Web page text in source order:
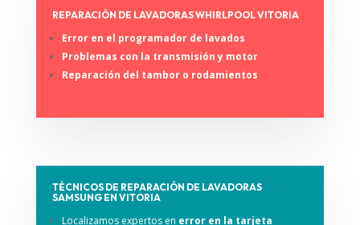
REPARACIÓN DE LAVADORAS WHIRLPOOL VITORIA
Error en el programador de lavados
Problemas con la transmisión y motor
Reparación del tambor o rodamientos
TÉCNICOS DE REPARACIÓN DE LAVADORAS
SAMSUNG EN VITORIA
Localizamos expertos en error en la tarjeta